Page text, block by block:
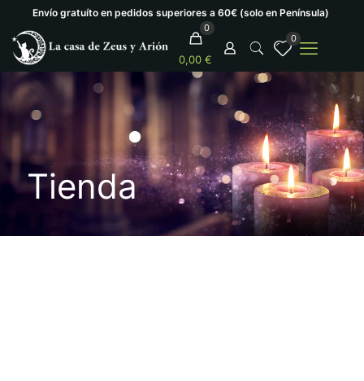
Envío gratuíto en pedidos superiores a 60€ (solo en Península)
0
0,00 €
0
Tienda